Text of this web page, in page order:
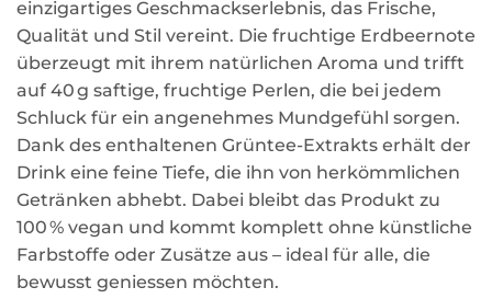
einzigartiges Geschmackserlebnis, das Frische,
Qualität und Stil vereint. Die fruchtige Erdbeernote
überzeugt mit ihrem natürlichen Aroma und trifft
auf 40 g saftige, fruchtige Perlen, die bei jedem
Schluck für ein angenehmes Mundgefühl sorgen.
Dank des enthaltenen Grüntee-Extrakts erhält der
Drink eine feine Tiefe, die ihn von herkömmlichen
Getränken abhebt. Dabei bleibt das Produkt zu
100 % vegan und kommt komplett ohne künstliche
Farbstoffe oder Zusätze aus – ideal für alle, die
bewusst geniessen möchten.